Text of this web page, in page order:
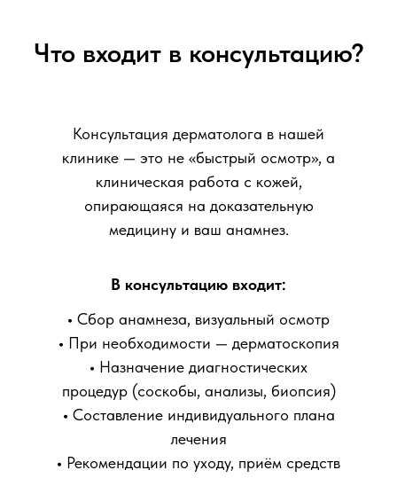
Что входит в консультацию?
• Сбор анамнеза, визуальный осмотр
• При необходимости — дерматоскопия
• Назначение диагностических
процедур (соскобы, анализы, биопсия)
• Составление индивидуального плана
лечения
• Рекомендации по уходу, приём средств
В консультацию входит:
Консультация дерматолога в нашей
клинике — это не «быстрый осмотр», а
клиническая работа с кожей,
опирающаяся на доказательную
медицину и ваш анамнез.